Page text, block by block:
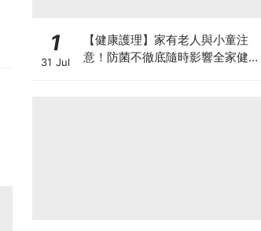
1
31 Jul
【健康護理】家有老人與小童注
意！防菌不徹底隨時影響全家健康